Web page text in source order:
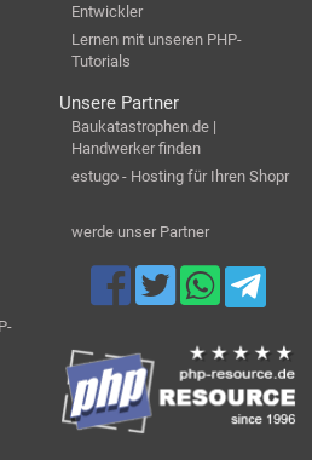
Entwickler
Lernen mit unseren PHP-
Tutorials
Unsere Partner
Baukatastrophen.de |
Handwerker finden
estugo - Hosting für Ihren Shopr
werde unser Partner